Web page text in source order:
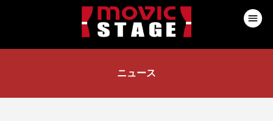
ニュース